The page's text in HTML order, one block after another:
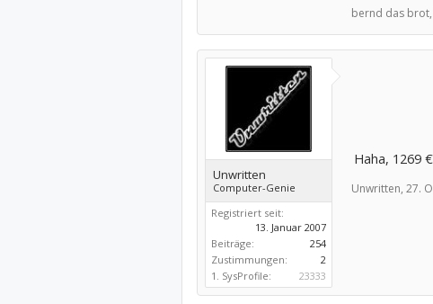
bernd das brot,
Unwritten
Computer-Genie
Registriert seit:
13. Januar 2007
Beiträge:
254
Zustimmungen:
2
1. SysProfile:
23333
Haha, 1269
Unwritten, 27.